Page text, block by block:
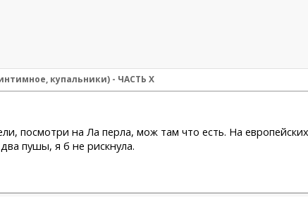
купальники) - ЧАСТЬ Х
посмотри на Ла перла, мож там что есть. На
пушы, я б не рискнула.